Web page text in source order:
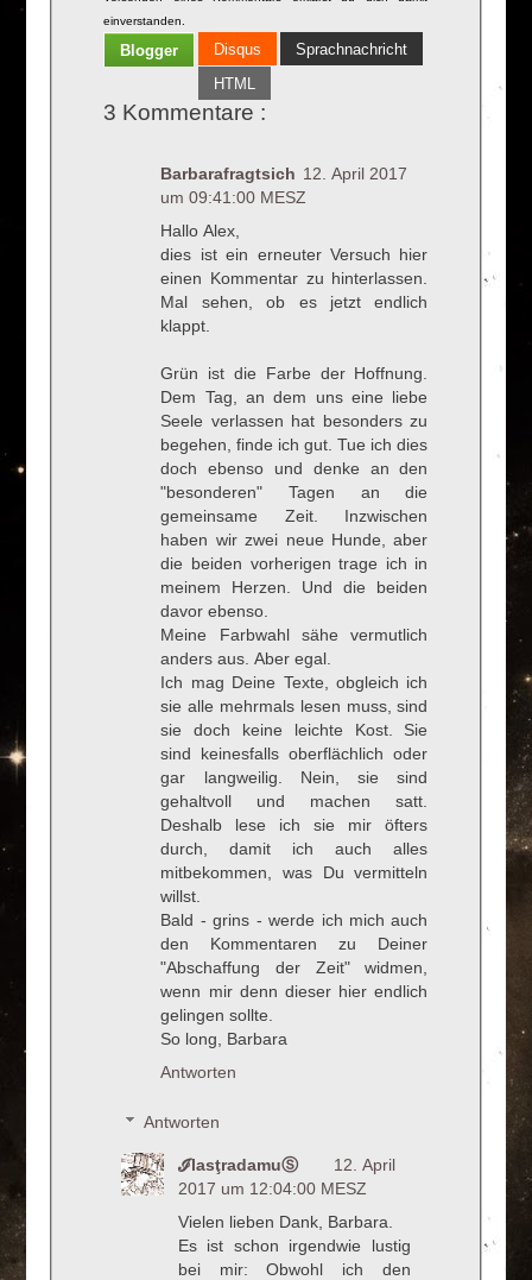
einverstanden.
Blogger Disqus
Sprachnachricht
HTML
3 Kommentare :
Barbarafragtsich 12. April 2017
um 09:41:00 MESZ
Hallo Alex,
dies ist ein erneuter Versuch hier
einen Kommentar zu hinterlassen.
Mal sehen, ob es jetzt endlich
klappt.
Grün ist die Farbe der Hoffnung.
Dem Tag, an dem uns eine liebe
Seele verlassen hat besonders zu
begehen, finde ich gut. Tue ich dies
doch ebenso und denke an den
"besonderen" Tagen an die
gemeinsame Zeit. Inzwischen
haben wir zwei neue Hunde, aber
die beiden vorherigen trage ich in
meinem Herzen. Und die beiden
davor ebenso.
Meine Farbwahl sähe vermutlich
anders aus. Aber egal.
Ich mag Deine Texte, obgleich ich
sie alle mehrmals lesen muss, sind
sie doch keine leichte Kost. Sie
sind keinesfalls oberflächlich oder
gar langweilig. Nein, sie sind
gehaltvoll und machen satt.
Deshalb lese ich sie mir öfters
durch, damit ich auch alles
mitbekommen, was Du vermitteln
willst.
Bald - grins - werde ich mich auch
den Kommentaren zu Deiner
"Abschaffung der Zeit" widmen,
wenn mir denn dieser hier endlich
gelingen sollte.
So long, Barbara
Antworten
Antworten
ℐlasţradamuⓈ
12. April
2017 um 12:04:00 MESZ
Vielen lieben Dank, Barbara.
Es ist schon irgendwie lustig
bei mir: Obwohl ich den